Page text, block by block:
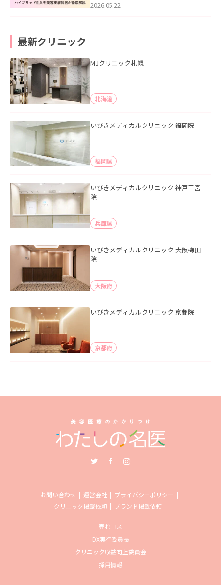
た。
2026.05.22
最新クリニック
MJクリニック札幌
北海道
いびきメディカルクリニック 福岡院
福岡県
いびきメディカルクリニック 神戸三宮
院
兵庫県
いびきメディカルクリニック 大阪梅田
院
大阪府
いびきメディカルクリニック 京都院
京都府
お問い合わせ 運営会社
プライバシーポリシー
クリニック掲載依頼
ブランド掲載依頼
売れコス
DX実行委員長
クリニック収益向上委員会
採用情報